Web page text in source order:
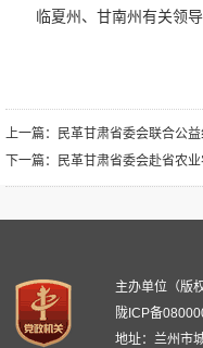
临夏州、甘南州有关领
上一篇：
民革甘肃省委会联合公
下一篇：
民革甘肃省委会赴省农
主办单位（版
陇ICP备
地址：兰州市